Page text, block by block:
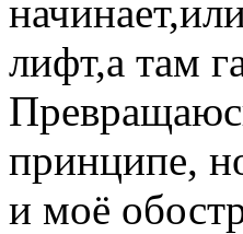
лифт,а там
принципе,
и моё